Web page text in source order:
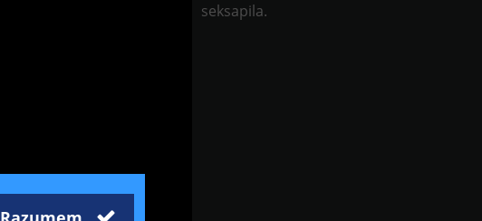
seksapila.